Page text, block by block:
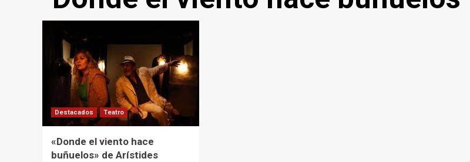
Destacados Teatro
«Donde el viento hace
buñuelos» de Arístides